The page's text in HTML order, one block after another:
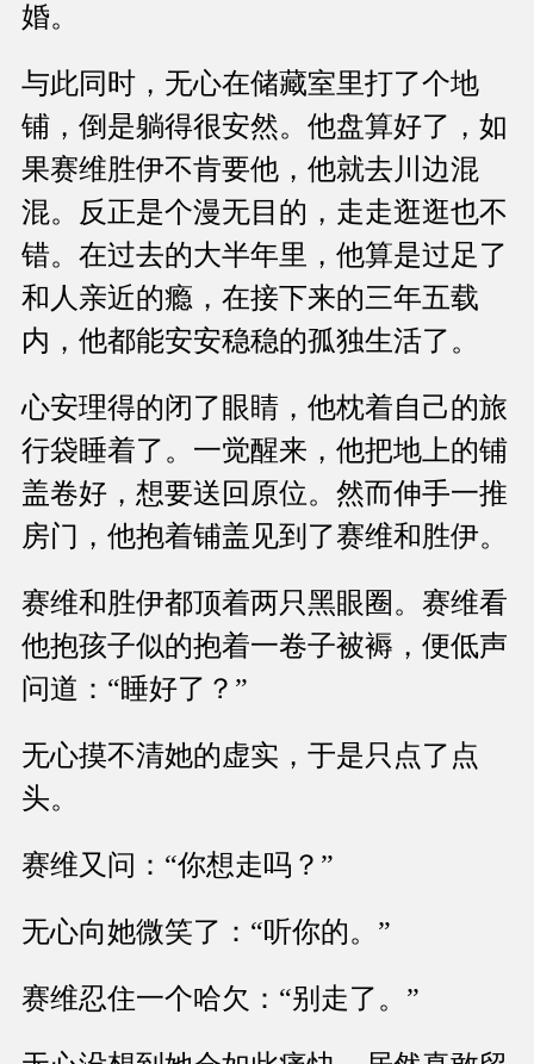
婚。
与此同时，无心在储藏室里打了个地
铺，倒是躺得很安然。他盘算好了，如
果赛维胜伊不肯要他，他就去川边混
混。反正是个漫无目的，走走逛逛也不
错。在过去的大半年里，他算是过足了
和人亲近的瘾，在接下来的三年五载
内，他都能安安稳稳的孤独生活了。
心安理得的闭了眼睛，他枕着自己的旅
行袋睡着了。一觉醒来，他把地上的铺
盖卷好，想要送回原位。然而伸手一推
房门，他抱着铺盖见到了赛维和胜伊。
赛维和胜伊都顶着两只黑眼圈。赛维看
他抱孩子似的抱着一卷子被褥，便低声
问道：“睡好了？”
无心摸不清她的虚实，于是只点了点
头。
赛维又问：“你想走吗？”
无心向她微笑了：“听你的。”
赛维忍住一个哈欠：“别走了。”